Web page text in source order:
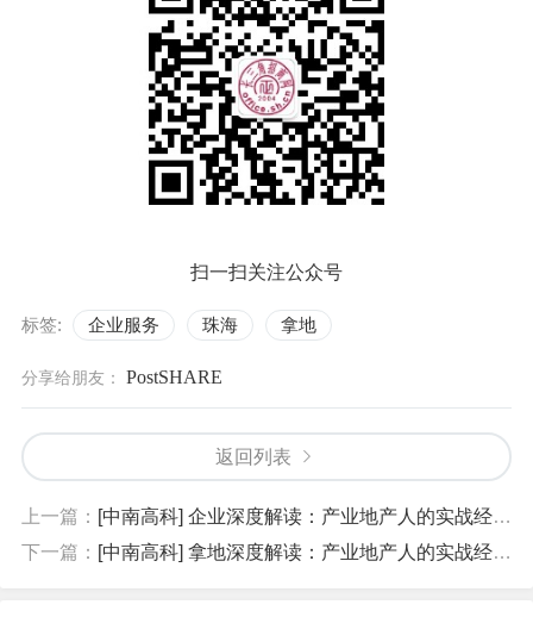
扫一扫关注公众号
标签: 企业服务 珠海 拿地
分享给朋友： PostSHARE
返回列表
上一篇： [中南高科] 企业深度解读：产业地产人的实战经验-招商引资葛毅明
下一篇： [中南高科] 拿地深度解读：产业地产人的实战经验-招商引资葛毅明